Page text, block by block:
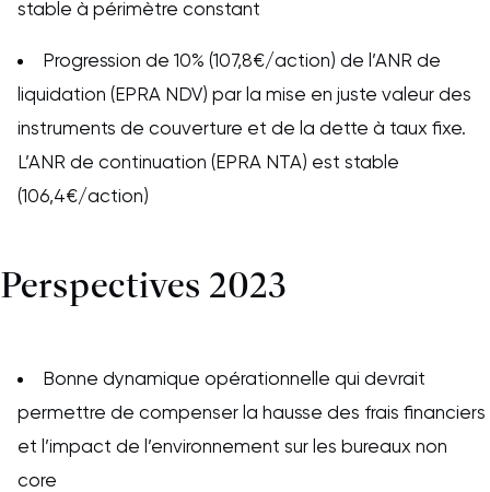
stable à périmètre constant
Progression de 10% (107,8€/action) de l’ANR de
liquidation (EPRA NDV) par la mise en juste valeur des
instruments de couverture et de la dette à taux fixe.
L’ANR de continuation (EPRA NTA) est stable
(106,4€/action)
Perspectives 2023
Bonne dynamique opérationnelle qui devrait
permettre de compenser la hausse des frais financiers
et l’impact de l’environnement sur les bureaux non
core